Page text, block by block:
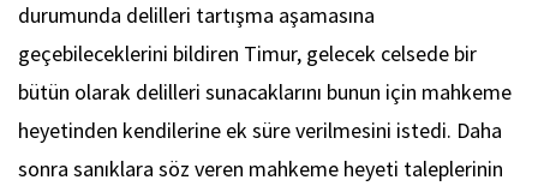
durumunda delilleri tartışma aşamasına
geçebileceklerini bildiren Timur, gelecek celsede bir
bütün olarak delilleri sunacaklarını bunun için mahkeme
heyetinden kendilerine ek süre verilmesini istedi. Daha
sonra sanıklara söz veren mahkeme heyeti taleplerinin